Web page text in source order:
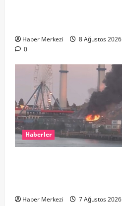
Haber Merkezi
8 Ağustos 2026
0
Haberler
Haber Merkezi
7 Ağustos 2026